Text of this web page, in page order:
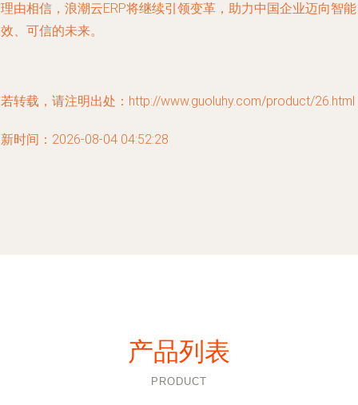
由相信，浪潮云ERP将继续引领变革，助力中国企业迈向智
、可信的未来。
转载，请注明出处：http://www.guoluhy.com/product/26.html
时间：2026-08-04 04:52:28
产品列表
PRODUCT